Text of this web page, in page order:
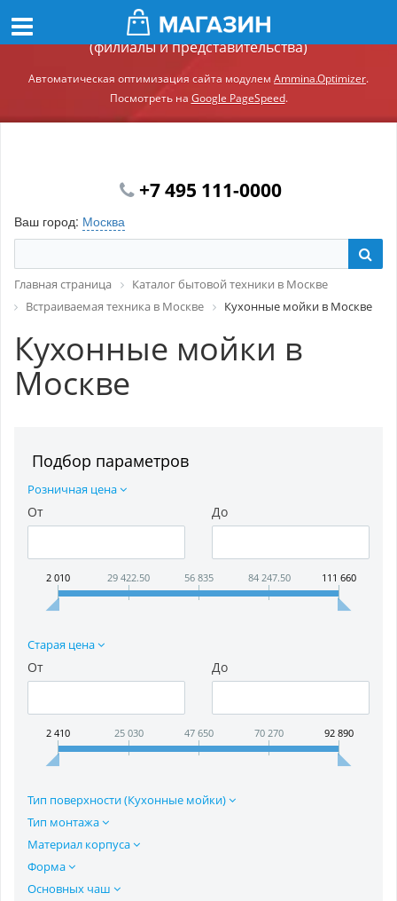
Демонстрационный сайт модуля Ammina.Регионы
(филиалы и представительства)
Автоматическая оптимизация сайта модулем Ammina.Optimizer.
Посмотреть на Google PageSpeed.
+7 495 111-0000
Ваш город: Москва
Главная страница
Каталог бытовой техники в Москве
Встраиваемая техника в Москве
Кухонные мойки в Москве
Кухонные мойки в
Москве
Подбор параметров
Розничная цена
От До
2 010 29 422.50 56 835 84 247.50 111 660
Старая цена
От До
2 410 25 030 47 650 70 270 92 890
Тип поверхности (Кухонные мойки)
Тип монтажа
Материал корпуса
Форма
Основных чаш